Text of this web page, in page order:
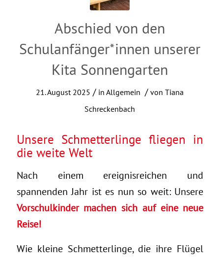
Abschied von den
Schulanfänger*innen unserer
Kita Sonnengarten
21. August 2025 / inAllgemein / vonTiana
Schreckenbach
Unsere Schmetterlinge fliegen in
die weite Welt
Nach einem ereignisreichen und
spannenden Jahr ist es nun so weit: Unsere
Vorschulkinder machen sich auf eine neue
Reise!
Wie kleine Schmetterlinge, die ihre Flügel